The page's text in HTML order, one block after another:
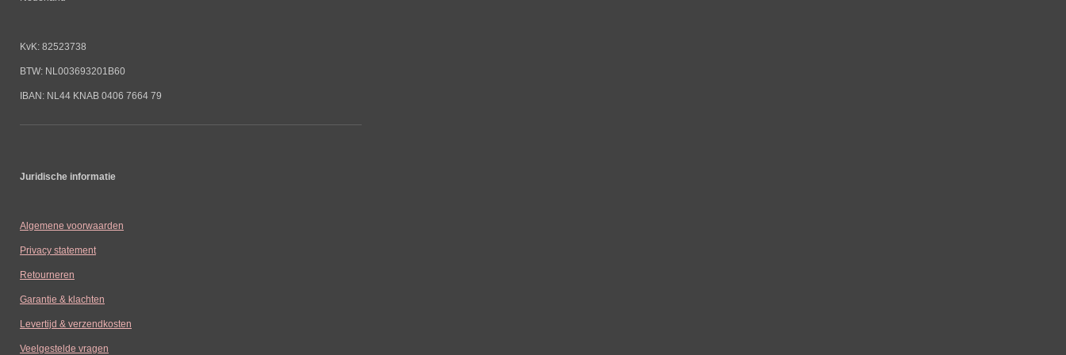
KvK: 82523738
BTW: NL003693201B60
IBAN: NL44 KNAB 0406 7664 79
Juridische informatie
Algemene voorwaarden
Privacy statement
Retourneren
Garantie & klachten
Levertijd & verzendkosten
Veelgestelde vragen